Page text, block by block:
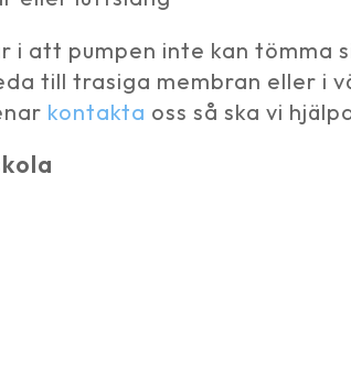
i att pumpen inte kan
till trasiga membran eller i
kontakta oss så ska vi